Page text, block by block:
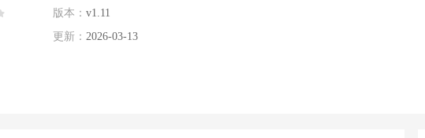
版本： v1.11
更新： 2026-03-13